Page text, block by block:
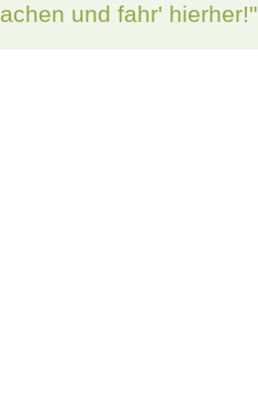
und fahr' hierher!"